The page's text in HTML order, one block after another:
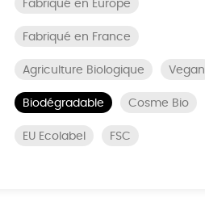
Fabriqué en Europe
Fabriqué en France
Agriculture Biologique Vegan
Biodégradable Cosme Bio
EU Ecolabel FSC